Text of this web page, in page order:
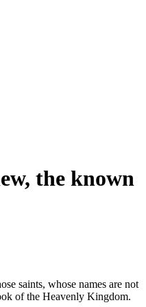
the known
saints, whose names are not
of the Heavenly Kingdom.